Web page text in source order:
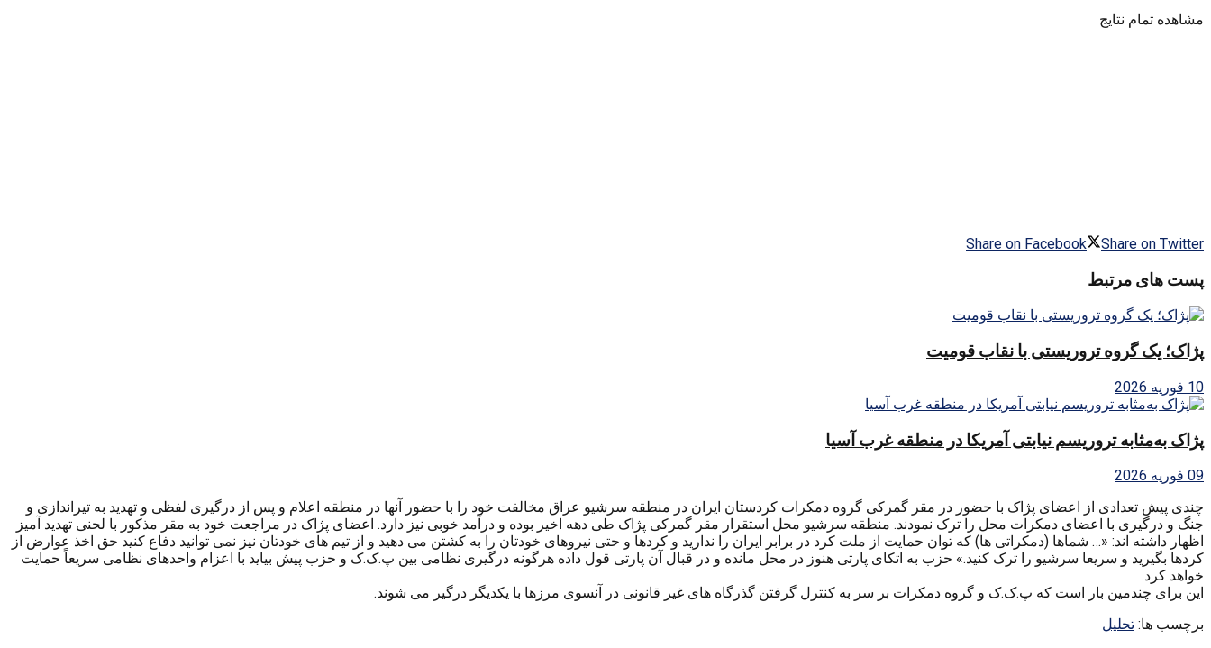
مشاهده تمام نتایج
Share on Facebook Share on Twitter
پست های مرتبط
پژاک؛ یک گروه تروریستی با نقاب قومیت
10 فوریه 2026
پژاک به‌مثابه تروریسم نیابتی آمریکا در منطقه غرب آسیا
09 فوریه 2026
چندی پیش تعدادی از اعضای پژاک با حضور در مقر گمرکی گروه دمکرات کردستان ایران در منطقه سرشیو عراق مخالفت خود را با حضور آنها در منطقه اعلام و پس از درگیری لفظی و تهدید به تیراندازی و
جنگ و درگیری با اعضای دمکرات محل را ترک نمودند. منطقه سرشیو محل استقرار مقر گمرکی پژاک طی دهه اخیر بوده و درآمد خوبی نیز دارد. اعضای پژاک در مراجعت خود به مقر مذکور با لحنی تهدید آمیز
اظهار داشته اند: «… شماها (دمکراتی ها) که توان حمایت از ملت کرد در برابر ایران را ندارید و کردها و حتی نیروهای خودتان را به کشتن می دهید و از تیم های خودتان نیز نمی توانید دفاع کنید حق اخذ عوارض از
کردها بگیرید و سریعا سرشیو را ترک کنید.» حزب به اتکای پارتی هنوز در محل مانده و در قبال آن پارتی قول داده هرگونه درگیری نظامی بین پ.ک.ک و حزب پیش بیاید با اعزام واحدهای نظامی سریعاً حمایت
خواهد کرد.
این برای چندمین بار است که پ.ک.ک و گروه دمکرات بر سر به کنترل گرفتن گذرگاه های غیر قانونی در آنسوی مرزها با یکدیگر درگیر می شوند.
برچسب ها: تحليل